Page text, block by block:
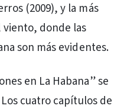
(2009), y la más
donde las
son más evidentes.
en La Habana” se
cuatro capítulos de